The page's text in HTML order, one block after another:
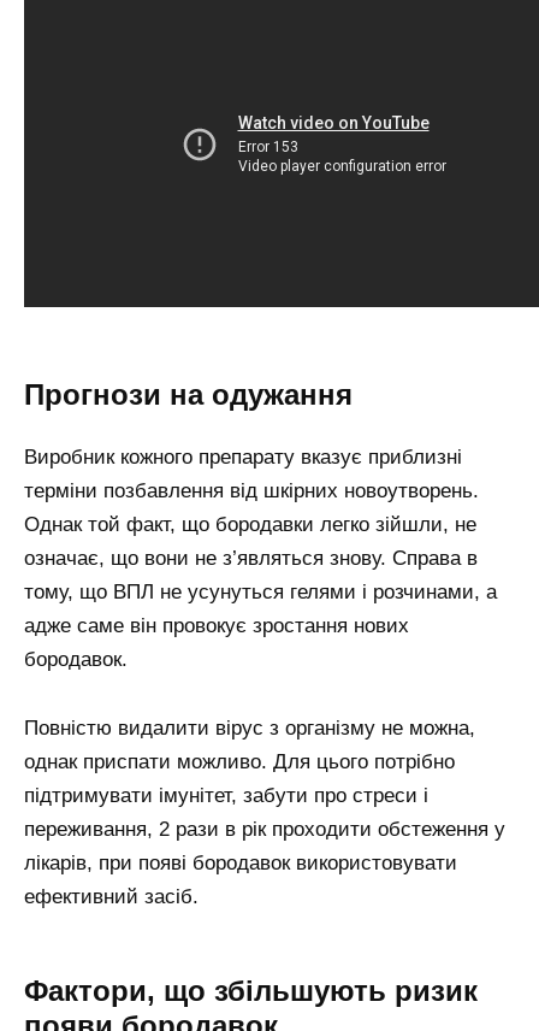
Прогнози на одужання
Виробник кожного препарату вказує приблизні
терміни позбавлення від шкірних новоутворень.
Однак той факт, що бородавки легко зійшли, не
означає, що вони не з’являться знову. Справа в
тому, що ВПЛ не усунуться гелями і розчинами, а
адже саме він провокує зростання нових
бородавок.
Повністю видалити вірус з організму не можна,
однак приспати можливо. Для цього потрібно
підтримувати імунітет, забути про стреси і
переживання, 2 рази в рік проходити обстеження у
лікарів, при появі бородавок використовувати
ефективний засіб.
Фактори, що збільшують ризик